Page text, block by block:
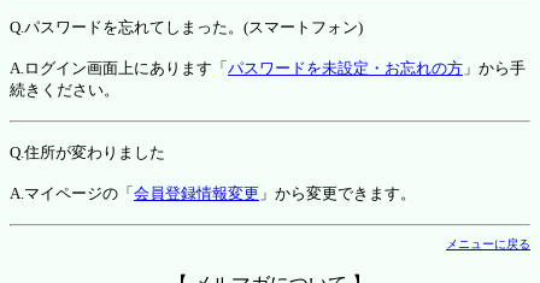
Q.パスワードを忘れてしまった。(スマートフォン)
A.ログイン画面上にあります「 パスワードを未設定・お忘れの方 」から手
続きください。
Q.住所が変わりました
A.マイページの「 会員登録情報変更 」から変更できます。
メニューに戻る